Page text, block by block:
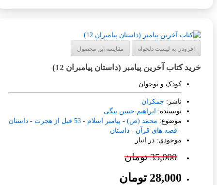
به لیست دلخواه مقایسه این محصول
کتاب آخرین پیامبر (داستان پیامبران 12)
کودک و نوجوان
ناشر:جمکران
نویسنده:ابراهیم حسن بیگی
موضوع:محمد (ص)-پیامبر اسلام- 53 قبل از هجرت -داستان
قصه های قرآن-داستان
موجودی: در انبار
35,000 تومان
28,000 تومان